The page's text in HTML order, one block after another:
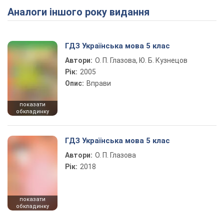
Play Video
Аналоги іншого року видання
показати
обкладинку
ГДЗ Українська мова 5 клас
Автори: О. П. Глазова, Ю. Б. Кузнецов
Рік: 2005
Опис: Вправи
показати
обкладинку
ГДЗ Українська мова 5 клас
Автори: О. П. Глазова
Рік: 2018